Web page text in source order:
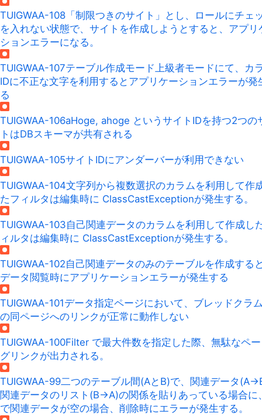
TUIGWAA-108 「制限つきのサイト」とし、ロールにチェ
を入れない状態で、サイトを作成しようとすると、アプリ
ションエラーになる。
TUIGWAA-107テーブル作成モード上級者モードにて、カ
IDに不正な文字を利用するとアプリケーションエラーが発
る
TUIGWAA-106aHoge, ahoge というサイトIDを持つ2つの
トはDBスキーマが共有される
TUIGWAA-105サイトIDにアンダーバーが利用できない
TUIGWAA-104文字列から複数選択のカラムを利用して作
たフィルタは編集時に ClassCastExceptionが発生する。
TUIGWAA-103自己関連データのカラムを利用して作成し
ィルタは編集時に ClassCastExceptionが発生する。
TUIGWAA-102自己関連データのみのテーブルを作成する
データ閲覧時にアプリケーションエラーが発生する
TUIGWAA-101データ指定ページにおいて、ブレッドクラ
の同ページへのリンクが正常に動作しない
TUIGWAA-100Filter で最大件数を指定した際、無駄なペ
グリンクが出力される。
TUIGWAA-99二つのテーブル間(AとB)で、関連データ(A-
関連データのリスト(B->A)の関係を貼りあっている場合に
で関連データが空の場合、削除時にエラーが発生する。